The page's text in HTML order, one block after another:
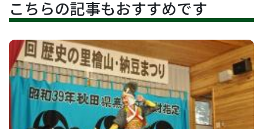
こちらの記事もおすすめです